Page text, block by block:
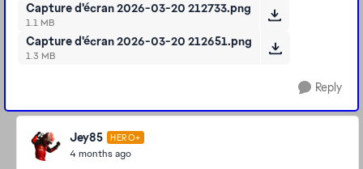
Capture d'écran 2026-03-20 212733.png
1.1 MB
Capture d'écran 2026-03-20 212651.png
1.3 MB
Reply
Jey85 HERO+
4 months ago